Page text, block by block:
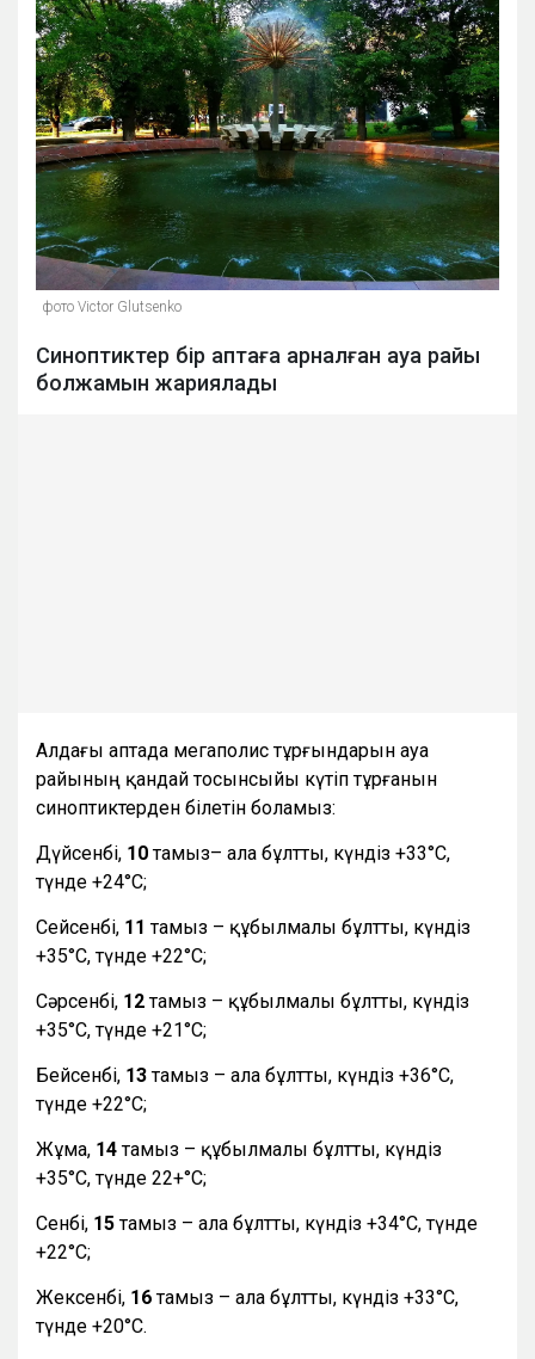
фото Victor Glutsenko
Синоптиктер бір аптаға арналған ауа райы
болжамын жариялады
Алдағы аптада мегаполис тұрғындарын ауа
райының қандай тосынсыйы күтіп тұрғанын
синоптиктерден білетін боламыз:
Дүйсенбі, 10тамыз– ала бұлтты, күндіз +33°С,
түнде +24°С;
Сейсенбі, 11тамыз – құбылмалы бұлтты, күндіз
+35°С, түнде +22°С;
Сәрсенбі, 12тамыз – құбылмалы бұлтты, күндіз
+35°С, түнде +21°С;
Бейсенбі, 13тамыз – ала бұлтты, күндіз +36°С,
түнде +22°С;
Жұма, 14тамыз – құбылмалы бұлтты, күндіз
+35°С, түнде 22+°С;
Сенбі, 15тамыз – ала бұлтты, күндіз +34°С, түнде
+22°С;
Жексенбі, 16тамыз – ала бұлтты, күндіз +33°С,
түнде +20°С.